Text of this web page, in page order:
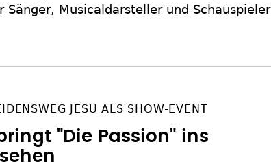
Musicaldarsteller und Schauspieler
JESU ALS SHOW-EVENT
bringt "Die Passion" ins